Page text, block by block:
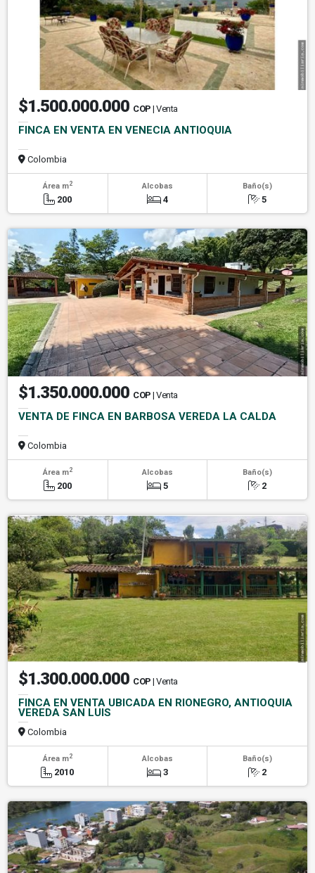
$1.500.000.000 COP | Venta
FINCA EN VENTA EN VENECIA ANTIOQUIA
Colombia
Área m2
200
Alcobas
4
Baño(s)
5
$1.350.000.000 COP | Venta
VENTA DE FINCA EN BARBOSA VEREDA LA CALDA
Colombia
Área m2
200
Alcobas
5
Baño(s)
2
$1.300.000.000 COP | Venta
FINCA EN VENTA UBICADA EN RIONEGRO, ANTIOQUIA
VEREDA SAN LUIS
Colombia
Área m2
2010
Alcobas
3
Baño(s)
2